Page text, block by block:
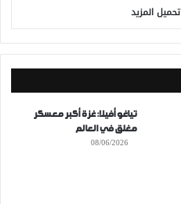
تحميل المزيد
تياغو أفيلا: غزة أكبر معسكر
مغلق في العالم
08/06/2026